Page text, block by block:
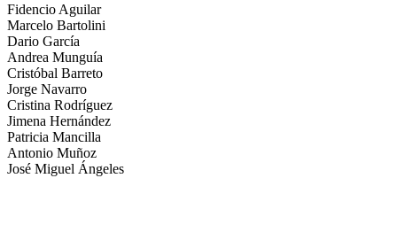
Fidencio Aguilar
Marcelo Bartolini
Dario García
Andrea Munguía
Cristóbal Barreto
Jorge Navarro
Cristina Rodríguez
Jimena Hernández
Patricia Mancilla
Antonio Muñoz
José Miguel Ángeles